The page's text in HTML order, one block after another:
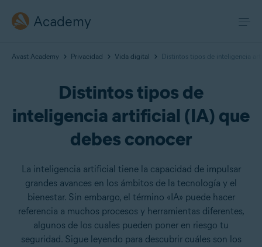
Academy
Avast Academy Privacidad Vida digital Distintos tipos de inteligencia
Distintos tipos de
inteligencia artificial (IA) que
debes conocer
La inteligencia artificial tiene la capacidad de impulsar
grandes avances en los ámbitos de la tecnología y el
bienestar. Sin embargo, el término «IA» puede hacer
referencia a muchos procesos y herramientas diferentes,
algunos de los cuales pueden poner en riesgo tu
seguridad. Sigue leyendo para descubrir cuáles son los